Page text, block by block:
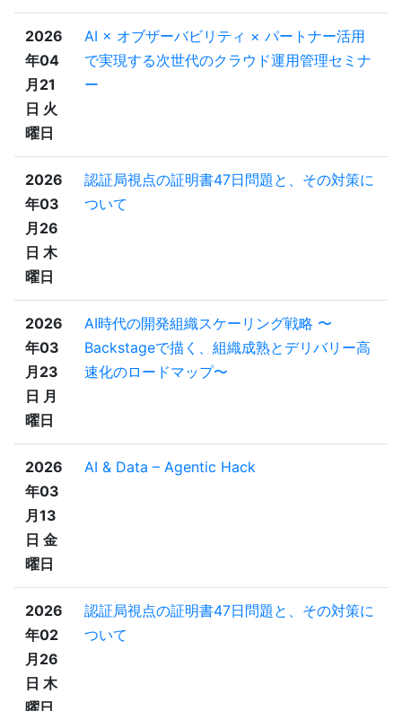
2026
年04
月21
日 火
曜日
AI × オブザーバビリティ × パートナー活用
で実現する次世代のクラウド運用管理セミナ
ー
2026
年03
月26
日 木
曜日
認証局視点の証明書47日問題と、その対策に
ついて
2026
年03
月23
日 月
曜日
AI時代の開発組織スケーリング戦略 〜
Backstageで描く、組織成熟とデリバリー高
速化のロードマップ〜
2026
年03
月13
日 金
曜日
AI & Data – Agentic Hack
2026
年02
月26
日 木
曜日
認証局視点の証明書47日問題と、その対策に
ついて